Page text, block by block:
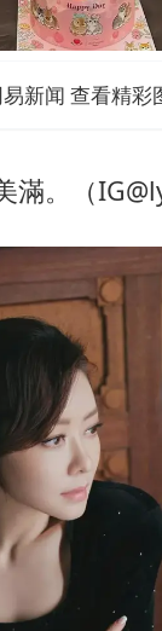
新闻 查看精彩
滿。（